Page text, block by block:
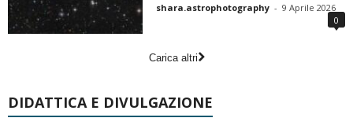
shara.astrophotography - 9 Aprile 2026
0
Carica altri
DIDATTICA E DIVULGAZIONE